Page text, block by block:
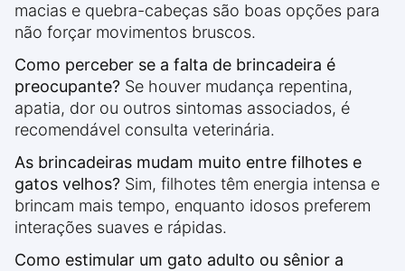
macias e quebra-cabeças são boas opções para
não forçar movimentos bruscos.
Como perceber se a falta de brincadeira é
preocupante? Se houver mudança repentina,
apatia, dor ou outros sintomas associados, é
recomendável consulta veterinária.
As brincadeiras mudam muito entre filhotes e
gatos velhos? Sim, filhotes têm energia intensa e
brincam mais tempo, enquanto idosos preferem
interações suaves e rápidas.
Como estimular um gato adulto ou sênior a